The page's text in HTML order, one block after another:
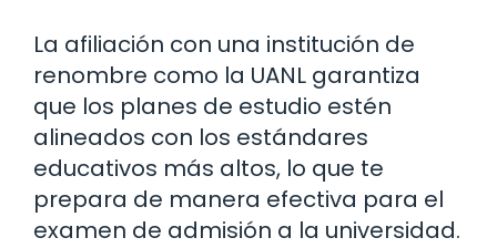
La afiliación con una institución de
renombre como la UANL garantiza
que los planes de estudio estén
alineados con los estándares
educativos más altos, lo que te
prepara de manera efectiva para el
examen de admisión a la universidad.